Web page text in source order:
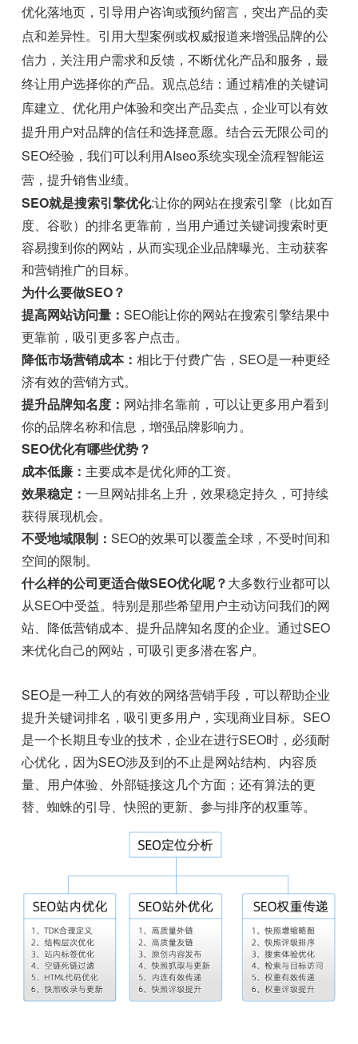
优化落地页，引导用户咨询或预约留言，突出产品的卖
点和差异性。引用大型案例或权威报道来增强品牌的公
信力，关注用户需求和反馈，不断优化产品和服务，最
终让用户选择你的产品。观点总结：通过精准的关键词
库建立、优化用户体验和突出产品卖点，企业可以有效
提升用户对品牌的信任和选择意愿。结合云无限公司的
SEO经验，我们可以利用AIseo系统实现全流程智能运
营，提升销售业绩。
SEO就是搜索引擎优化:让你的网站在搜索引擎（比如百
度、谷歌）的排名更靠前，当用户通过关键词搜索时更
容易搜到你的网站，从而实现企业品牌曝光、主动获客
和营销推广的目标。
为什么要做SEO？
提高网站访问量：SEO能让你的网站在搜索引擎结果中
更靠前，吸引更多客户点击。
降低市场营销成本：相比于付费广告，SEO是一种更经
济有效的营销方式。
提升品牌知名度： 网站排名靠前，可以让更多用户看到
你的品牌名称和信息，增强品牌影响力。
SEO优化有哪些优势？
成本低廉： 主要成本是优化师的工资。
效果稳定：一旦网站排名上升，效果稳定持久，可持续
获得展现机会。
不受地域限制：SEO的效果可以覆盖全球，不受时间和
空间的限制。
什么样的公司更适合做SEO优化呢？大多数行业都可以
从SEO中受益。特别是那些希望用户主动访问我们的网
站、降低营销成本、提升品牌知名度的企业。通过SEO
来优化自己的网站，可吸引更多潜在客户。
SEO是一种工人的有效的网络营销手段，可以帮助企业
提升关键词排名，吸引更多用户，实现商业目标。SEO
是一个长期且专业的技术，企业在进行SEO时，必须耐
心优化，因为SEO涉及到的不止是网站结构、内容质
量、用户体验、外部链接这几个方面；还有算法的更
替、蜘蛛的引导、快照的更新、参与排序的权重等。